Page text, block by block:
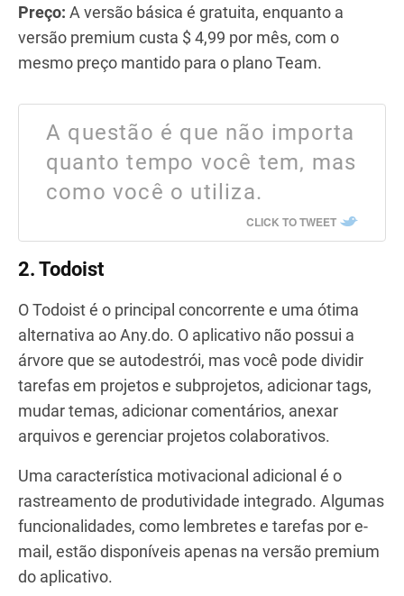
Preço: A versão básica é gratuita, enquanto a
versão premium custa $ 4,99 por mês, com o
mesmo preço mantido para o plano Team.
A questão é que não importa
quanto tempo você tem, mas
como você o utiliza.
CLICK TO TWEET
2. Todoist
O Todoist é o principal concorrente e uma ótima
alternativa ao Any.do. O aplicativo não possui a
árvore que se autodestrói, mas você pode dividir
tarefas em projetos e subprojetos, adicionar tags,
mudar temas, adicionar comentários, anexar
arquivos e gerenciar projetos colaborativos.
Uma característica motivacional adicional é o
rastreamento de produtividade integrado. Algumas
funcionalidades, como lembretes e tarefas por e-
mail, estão disponíveis apenas na versão premium
do aplicativo.